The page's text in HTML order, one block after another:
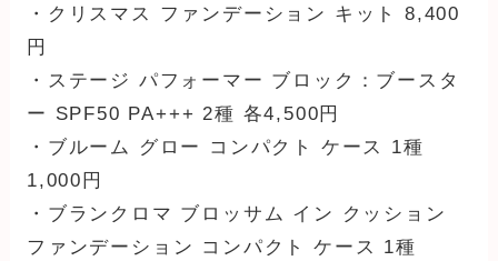
・クリスマス ファンデーション キット 8,400
円
・ステージ パフォーマー ブロック：ブースタ
ー SPF50 PA+++ 2種 各4,500円
・ブルーム グロー コンパクト ケース 1種
1,000円
・ブランクロマ ブロッサム イン クッション
ファンデーション コンパクト ケース 1種